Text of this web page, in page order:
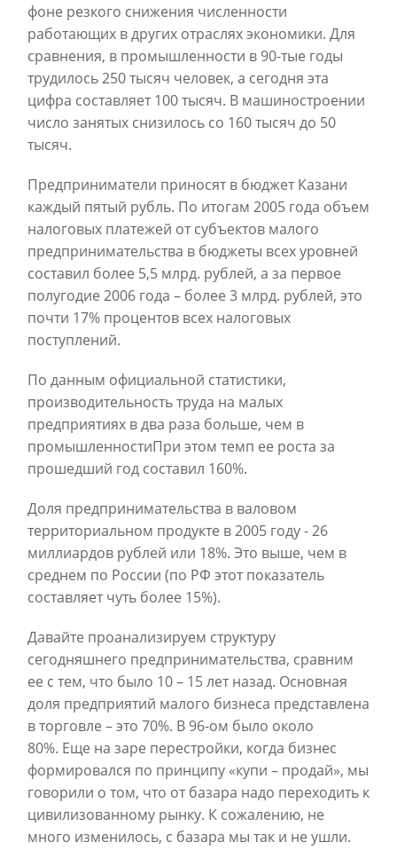
фоне резкого снижения численности
работающих в других отраслях экономики. Для
сравнения, в промышленности в 90-тые годы
трудилось 250 тысяч человек, а сегодня эта
цифра составляет 100 тысяч. В машиностроении
число занятых снизилось со 160 тысяч до 50
тысяч.
Предприниматели приносят в бюджет Казани
каждый пятый рубль. По итогам 2005 года объем
налоговых платежей от субъектов малого
предпринимательства в бюджеты всех уровней
составил более 5,5 млрд. рублей, а за первое
полугодие 2006 года – более 3 млрд. рублей, это
почти 17% процентов всех налоговых
поступлений.
По данным официальной статистики,
производительность труда на малых
предприятиях в два раза больше, чем в
промышленностиПри этом темп ее роста за
прошедший год составил 160%.
Доля предпринимательства в валовом
территориальном продукте в 2005 году - 26
миллиардов рублей или 18%. Это выше, чем в
среднем по России (по РФ этот показатель
составляет чуть более 15%).
Давайте проанализируем структуру
сегодняшнего предпринимательства, сравним
ее с тем, что было 10 – 15 лет назад. Основная
доля предприятий малого бизнеса представлена
в торговле – это 70%. В 96-ом было около
80%. Еще на заре перестройки, когда бизнес
формировался по принципу «купи – продай», мы
говорили о том, что от базара надо переходить к
цивилизованному рынку. К сожалению, не
много изменилось, с базара мы так и не ушли.